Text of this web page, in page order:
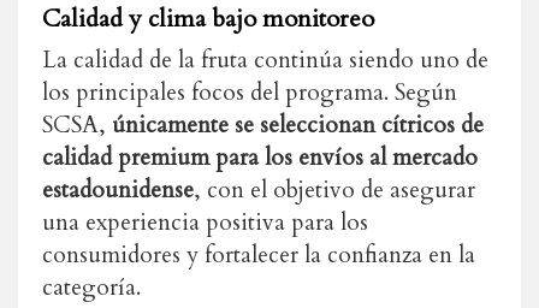
Calidad y clima bajo monitoreo
La calidad de la fruta continúa siendo uno de
los principales focos del programa. Según
SCSA, únicamente se seleccionan cítricos de
calidad premium para los envíos al mercado
estadounidense, con el objetivo de asegurar
una experiencia positiva para los
consumidores y fortalecer la confianza en la
categoría.